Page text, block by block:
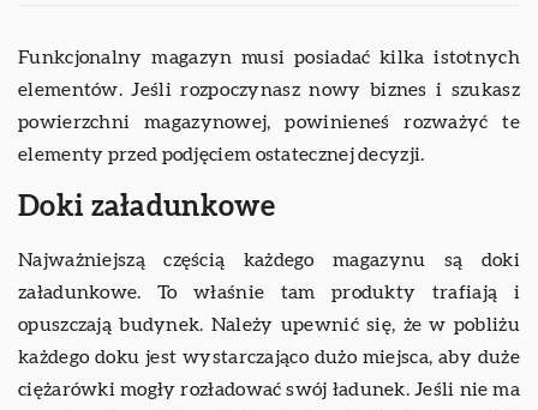
Funkcjonalny magazyn musi posiadać kilka istotnych
elementów. Jeśli rozpoczynasz nowy biznes i szukasz
powierzchni magazynowej, powinieneś rozważyć te
elementy przed podjęciem ostatecznej decyzji.
Doki załadunkowe
Najważniejszą częścią każdego magazynu są doki
załadunkowe. To właśnie tam produkty trafiają i
opuszczają budynek. Należy upewnić się, że w pobliżu
każdego doku jest wystarczająco dużo miejsca, aby duże
ciężarówki mogły rozładować swój ładunek. Jeśli nie ma